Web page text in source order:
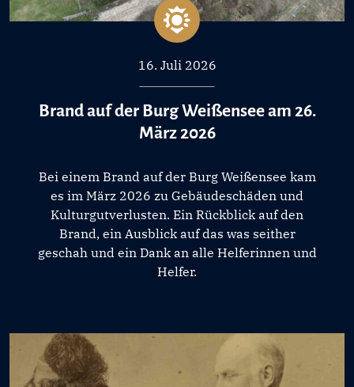
16. Juli 2026
Brand auf der Burg Weißensee am 26.
März 2026
Bei einem Brand auf der Burg Weißensee kam
es im März 2026 zu Gebäudeschäden und
Kulturgutverlusten. Ein Rückblick auf den
Brand, ein Ausblick auf das was seither
geschah und ein Dank an alle Helferinnen und
Helfer.